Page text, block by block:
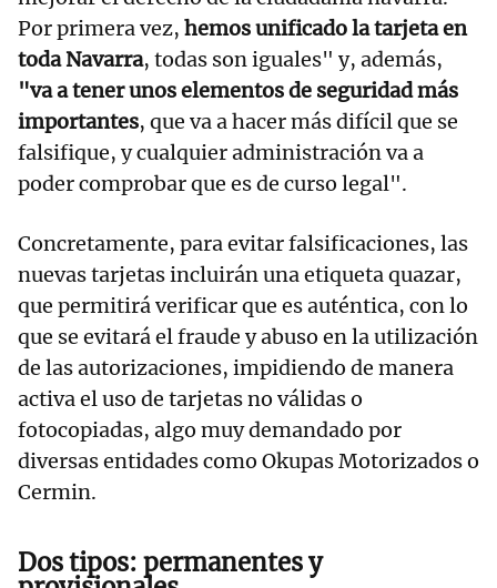
Por primera vez, hemos unificado la tarjeta en
toda Navarra, todas son iguales" y, además,
"va a tener unos elementos de seguridad más
importantes, que va a hacer más difícil que se
falsifique, y cualquier administración va a
poder comprobar que es de curso legal".
Concretamente, para evitar falsificaciones, las
nuevas tarjetas incluirán una etiqueta quazar,
que permitirá verificar que es auténtica, con lo
que se evitará el fraude y abuso en la utilización
de las autorizaciones, impidiendo de manera
activa el uso de tarjetas no válidas o
fotocopiadas, algo muy demandado por
diversas entidades como Okupas Motorizados o
Cermin.
Dos tipos: permanentes y